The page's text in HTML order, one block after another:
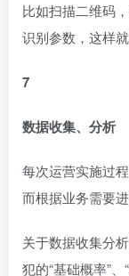
比如扫描二维码
识别参数，这样
7
数据收集、分析
每次运营实施过
而根据业务需要
关于数据收集分
犯的“基础概率”